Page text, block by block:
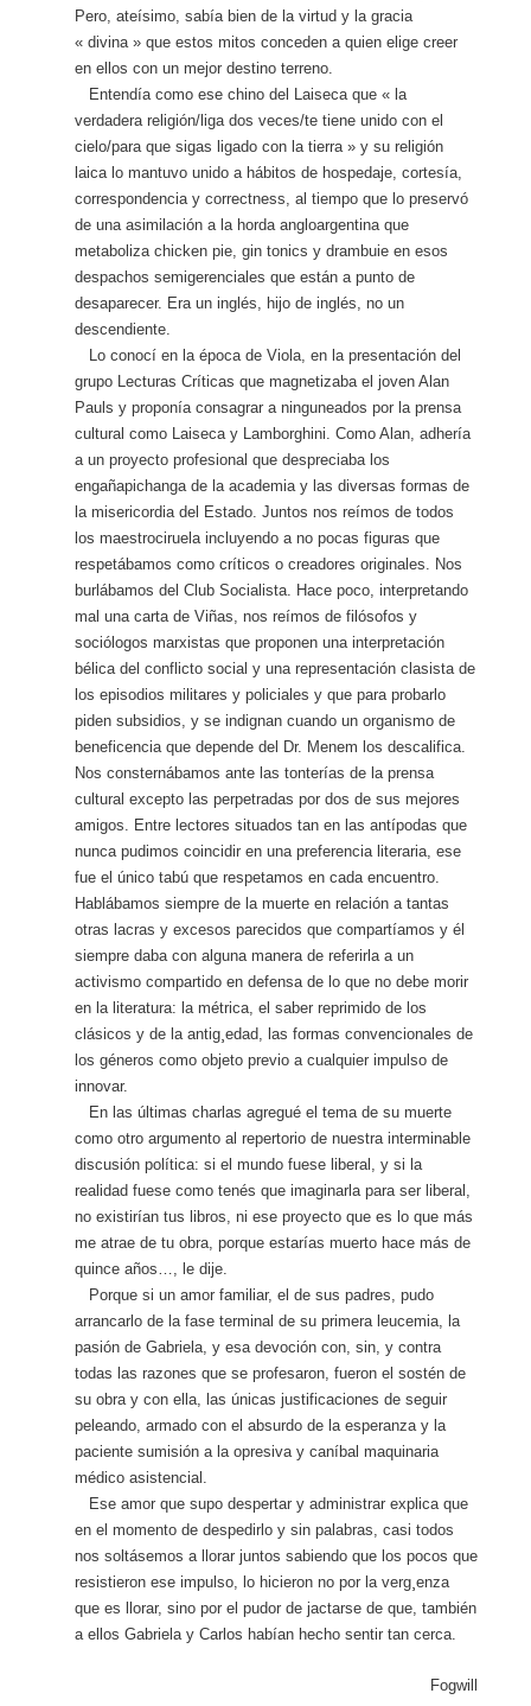
Pero, ateísimo, sabía bien de la virtud y la gracia
« divina » que estos mitos conceden a quien elige creer
en ellos con un mejor destino terreno.
Entendía como ese chino del Laiseca que « la
verdadera religión/liga dos veces/te tiene unido con el
cielo/para que sigas ligado con la tierra » y su religión
laica lo mantuvo unido a hábitos de hospedaje, cortesía,
correspondencia y correctness, al tiempo que lo preservó
de una asimilación a la horda angloargentina que
metaboliza chicken pie, gin tonics y drambuie en esos
despachos semigerenciales que están a punto de
desaparecer. Era un inglés, hijo de inglés, no un
descendiente.
Lo conocí en la época de Viola, en la presentación del
grupo Lecturas Críticas que magnetizaba el joven Alan
Pauls y proponía consagrar a ninguneados por la prensa
cultural como Laiseca y Lamborghini. Como Alan, adhería
a un proyecto profesional que despreciaba los
engañapichanga de la academia y las diversas formas de
la misericordia del Estado. Juntos nos reímos de todos
los maestrociruela incluyendo a no pocas figuras que
respetábamos como críticos o creadores originales. Nos
burlábamos del Club Socialista. Hace poco, interpretando
mal una carta de Viñas, nos reímos de filósofos y
sociólogos marxistas que proponen una interpretación
bélica del conflicto social y una representación clasista de
los episodios militares y policiales y que para probarlo
piden subsidios, y se indignan cuando un organismo de
beneficencia que depende del Dr. Menem los descalifica.
Nos consternábamos ante las tonterías de la prensa
cultural excepto las perpetradas por dos de sus mejores
amigos. Entre lectores situados tan en las antípodas que
nunca pudimos coincidir en una preferencia literaria, ese
fue el único tabú que respetamos en cada encuentro.
Hablábamos siempre de la muerte en relación a tantas
otras lacras y excesos parecidos que compartíamos y él
siempre daba con alguna manera de referirla a un
activismo compartido en defensa de lo que no debe morir
en la literatura: la métrica, el saber reprimido de los
clásicos y de la antig¸edad, las formas convencionales de
los géneros como objeto previo a cualquier impulso de
innovar.
En las últimas charlas agregué el tema de su muerte
como otro argumento al repertorio de nuestra interminable
discusión política: si el mundo fuese liberal, y si la
realidad fuese como tenés que imaginarla para ser liberal,
no existirían tus libros, ni ese proyecto que es lo que más
me atrae de tu obra, porque estarías muerto hace más de
quince años…, le dije.
Porque si un amor familiar, el de sus padres, pudo
arrancarlo de la fase terminal de su primera leucemia, la
pasión de Gabriela, y esa devoción con, sin, y contra
todas las razones que se profesaron, fueron el sostén de
su obra y con ella, las únicas justificaciones de seguir
peleando, armado con el absurdo de la esperanza y la
paciente sumisión a la opresiva y caníbal maquinaria
médico asistencial.
Ese amor que supo despertar y administrar explica que
en el momento de despedirlo y sin palabras, casi todos
nos soltásemos a llorar juntos sabiendo que los pocos que
resistieron ese impulso, lo hicieron no por la verg¸enza
que es llorar, sino por el pudor de jactarse de que, también
a ellos Gabriela y Carlos habían hecho sentir tan cerca.
Fogwill